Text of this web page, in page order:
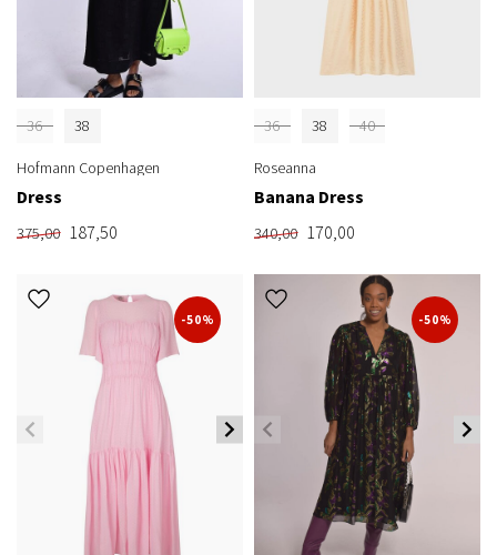
36 38
Hofmann Copenhagen
Dress
375,00 187,50
36 38 40
Roseanna
Banana Dress
340,00 170,00
-50% -50%